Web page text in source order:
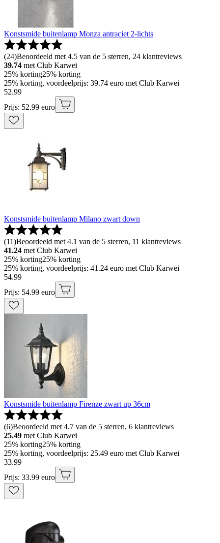
Konstsmide buitenlamp Monza antraciet 2-lichts
(24)Beoordeeld met 4.5 van de 5 sterren, 24 klantreviews
39.74 met Club Karwei
25% korting25% korting
25% korting, voordeelprijs: 39.74 euro met Club Karwei
52.99
Prijs: 52.99 euro
Konstsmide buitenlamp Milano zwart down
(11)Beoordeeld met 4.1 van de 5 sterren, 11 klantreviews
41.24 met Club Karwei
25% korting25% korting
25% korting, voordeelprijs: 41.24 euro met Club Karwei
54.99
Prijs: 54.99 euro
Konstsmide buitenlamp Firenze zwart up 36cm
(6)Beoordeeld met 4.7 van de 5 sterren, 6 klantreviews
25.49 met Club Karwei
25% korting25% korting
25% korting, voordeelprijs: 25.49 euro met Club Karwei
33.99
Prijs: 33.99 euro